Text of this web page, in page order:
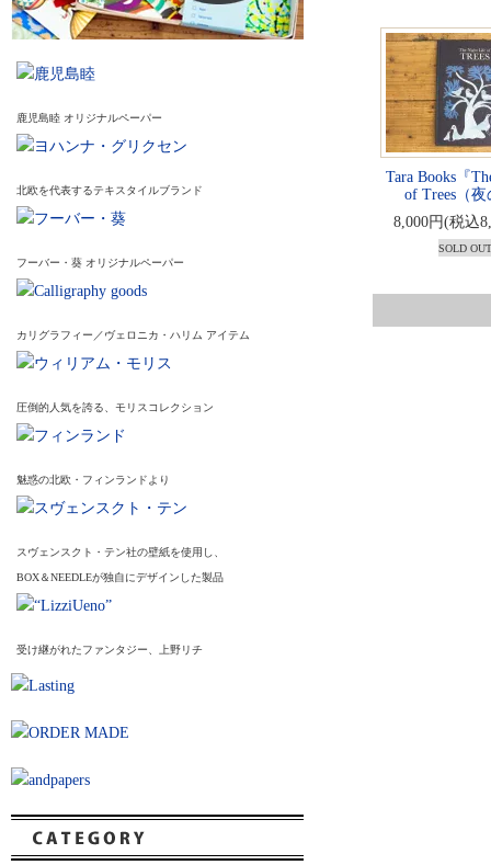
鹿児島睦 オリジナルペーパー
北欧を代表するテキスタイルブランド
フーバー・葵 オリジナルペーパー
カリグラフィー／ヴェロニカ・ハリム アイテム
圧倒的人気を誇る、モリスコレクション
魅惑の北欧・フィンランドより
スヴェンスクト・テン社の壁紙を使用し、
BOX＆NEEDLEが独自にデザインした製品
受け継がれたファンタジー、上野リチ
Tara Books『
of Trees（
8,000円(税込
SOLD OUT